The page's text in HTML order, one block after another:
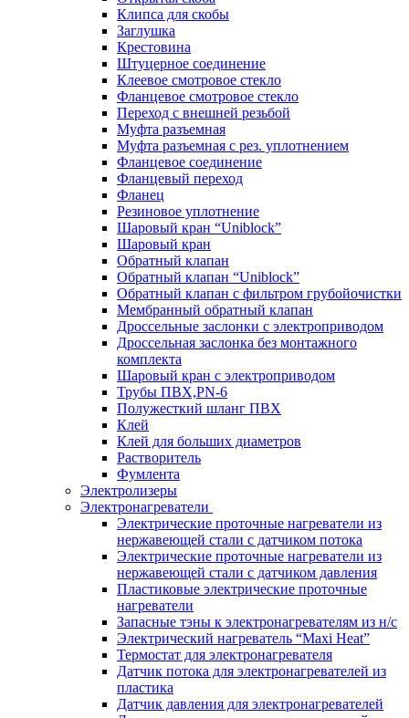
Клипса для скобы
Заглушка
Крестовина
Штуцерное соединение
Клеевое смотровое стекло
Фланцевое смотровое стекло
Переход с внешней резьбой
Муфта разъемная
Муфта разъемная с рез. уплотнением
Фланцевое соединение
Фланцевый переход
Фланец
Резиновое уплотнение
Шаровый кран “Uniblock”
Шаровый кран
Обратный клапан
Обратный клапан “Uniblock”
Обратный клапан с фильтром грубойочистки
Мембранный обратный клапан
Дроссельные заслонки с электроприводом
Дроссельная заслонка без монтажного
комплекта
Шаровый кран с электроприводом
Трубы ПВХ,PN-6
Полужесткий шланг ПВХ
Клей
Клей для больших диаметров
Растворитель
Фумлента
Электролизеры
Электронагреватели
Электрические проточные нагреватели из
нержавеющей стали с датчиком потока
Электрические проточные нагреватели из
нержавеющей стали с датчиком давления
Пластиковые электрические проточные
нагреватели
Запасные тэны к электронагревателям из н/с
Электрический нагреватель “Maxi Heat”
Термостат для электронагревателя
Датчик потока для электронагревателей из
пластика
Датчик давления для электронагревателей